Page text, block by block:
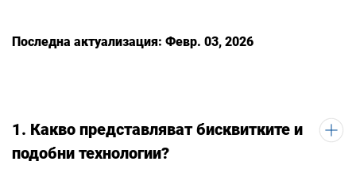
Последна актуализация: Февр. 03, 2026
1. Какво представляват бисквитките и
подобни технологии?